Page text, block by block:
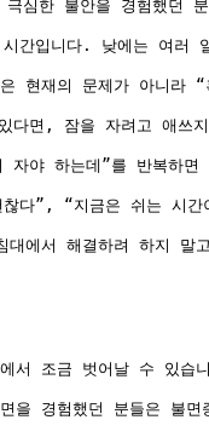
심한 불안을 경험했던
간입니다. 낮에는 여러
현재의 문제가 아니라
다면, 잠을 자려고 애쓰
자야 하는데”를 반복하
다”, “지금은 쉬는 시
대에서 해결하려 하지 말
서 조금 벗어날 수 있습
을 경험했던 분들은 불